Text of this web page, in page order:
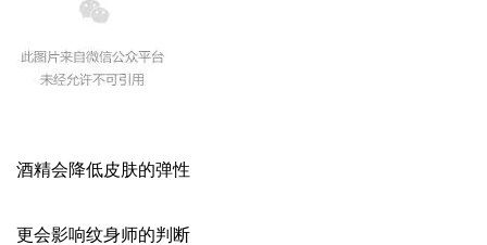
酒精会降低皮肤的弹性
更会影响纹身师的判断